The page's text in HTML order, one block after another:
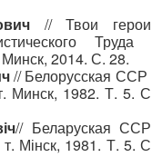
// Твои
Труда
2014. С. 28.
// Белорусская ССР
Минск, 1982. Т. 5.
// Беларуская
Мінск, 1981. Т. 5.